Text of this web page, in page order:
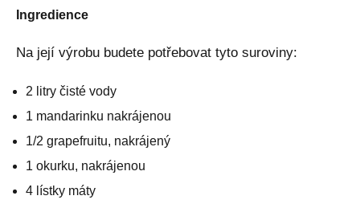
Ingredience
Na její výrobu budete potřebovat tyto suroviny:
2 litry čisté vody
1 mandarinku nakrájenou
1/2 grapefruitu, nakrájený
1 okurku, nakrájenou
4 lístky máty